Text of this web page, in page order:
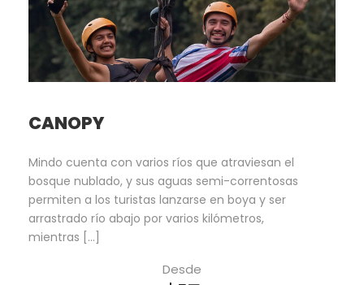
CANOPY
Mindo cuenta con varios ríos que atraviesan el
bosque nublado, y sus aguas semi-correntosas
permiten a los turistas lanzarse en boya y ser
arrastrado río abajo por varios kilómetros,
mientras […]
Desde